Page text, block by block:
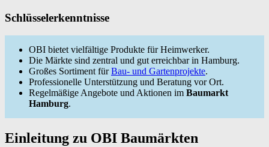
Schlüsselerkenntnisse
OBI bietet vielfältige Produkte für Heimwerker.
Die Märkte sind zentral und gut erreichbar in Hamburg.
Großes Sortiment fürBau- und Gartenprojekte.
Professionelle Unterstützung und Beratung vor Ort.
Regelmäßige Angebote und Aktionen im Baumarkt
Hamburg.
Einleitung zu OBI Baumärkten